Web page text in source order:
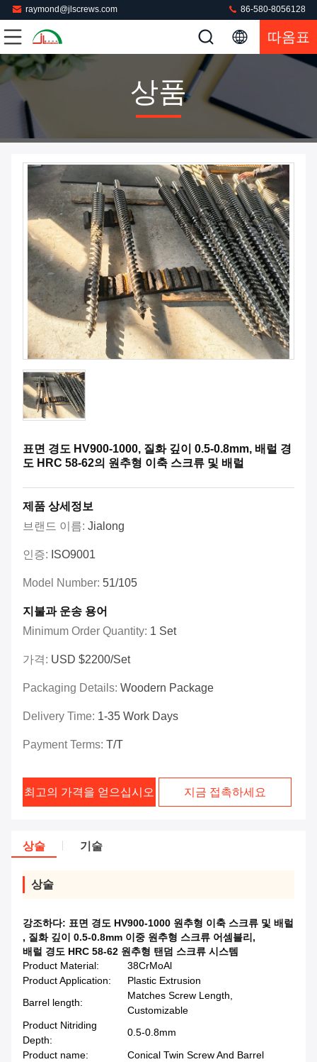
raymond@jlscrews.com 86-580-8056128
따옴표
상품
표면 경도 HV900-1000, 질화 깊이 0.5-0.8mm, 배럴 경
도 HRC 58-62의 원추형 이축 스크류 및 배럴
제품 상세정보
브랜드 이름: Jialong
인증: ISO9001
Model Number: 51/105
지불과 운송 용어
Minimum Order Quantity: 1 Set
가격: USD $2200/set
Packaging Details: Woodern Package
Delivery Time: 1-35 Work Days
Payment Terms: T/T
최고의 가격을 얻으십시오 지금 접촉하세요
상술 기술
상술
강조하다: 표면 경도 HV900-1000 원추형 이축 스크류 및 배럴
, 질화 깊이 0.5-0.8mm 이중 원추형 스크류 어셈블리 ,
배럴 경도 HRC 58-62 원추형 탠덤 스크류 시스템
Product Material:
38CrMoAl
Product Application:
Plastic Extrusion
Barrel length:
Matches Screw Length,
Customizable
Product Nitriding
Depth:
0.5-0.8mm
Product name:
Conical Twin Screw And Barrel